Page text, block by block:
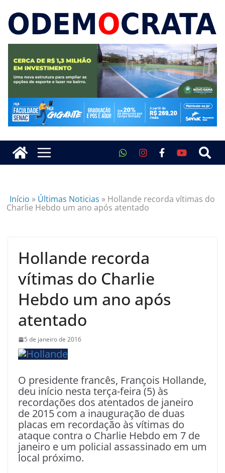
Início » Últimas Noticias » Hollande recorda vítimas do
Charlie Hebdo um ano após atentado
Hollande recorda
vítimas do Charlie
Hebdo um ano após
atentado
5 de janeiro de 2016
O presidente francês, François Hollande,
deu início nesta terça-feira (5) às
recordações dos atentados de janeiro
de 2015 com a inauguração de duas
placas em recordação às vítimas do
ataque contra o Charlie Hebdo em 7 de
janeiro e um policial assassinado em um
local próximo.